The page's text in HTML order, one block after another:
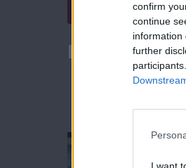
confirm
continue
information
further
I want
Πρίγκιπας